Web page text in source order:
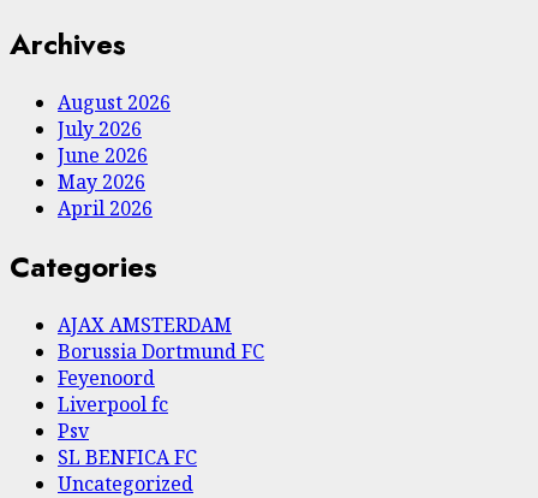
Archives
August 2026
July 2026
June 2026
May 2026
April 2026
Categories
AJAX AMSTERDAM
Borussia Dortmund FC
Feyenoord
Liverpool fc
Psv
SL BENFICA FC
Uncategorized